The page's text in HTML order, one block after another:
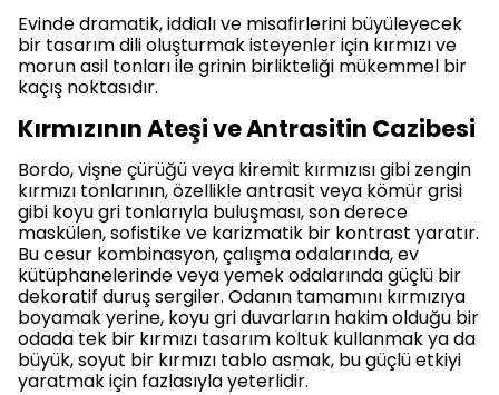
Evinde dramatik, iddialı ve misafirlerini büyüleyecek
bir tasarım dili oluşturmak isteyenler için kırmızı ve
morun asil tonları ile grinin birlikteliği mükemmel bir
kaçış noktasıdır.
Kırmızının Ateşi ve Antrasitin Cazibesi
Bordo, vişne çürüğü veya kiremit kırmızısı gibi zengin
kırmızı tonlarının, özellikle antrasit veya kömür grisi
gibi koyu gri tonlarıyla buluşması, son derece
maskülen, sofistike ve karizmatik bir kontrast yaratır.
Bu cesur kombinasyon, çalışma odalarında, ev
kütüphanelerinde veya yemek odalarında güçlü bir
dekoratif duruş sergiler. Odanın tamamını kırmızıya
boyamak yerine, koyu gri duvarların hakim olduğu bir
odada tek bir kırmızı tasarım koltuk kullanmak ya da
büyük, soyut bir kırmızı tablo asmak, bu güçlü etkiyi
yaratmak için fazlasıyla yeterlidir.